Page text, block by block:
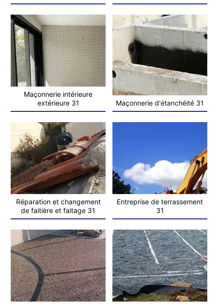
Maçonnerie intérieure
extérieure 31
Maçonnerie d'étanchéité 31
Réparation et changement
de faitière et faitage 31
Entreprise de terrassement
31